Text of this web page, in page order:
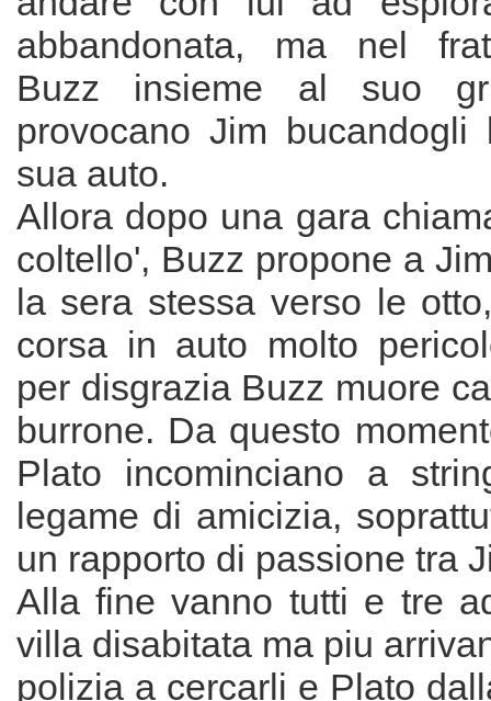
abbandonata, ma nel
Buzz insieme al suo
provocano Jim
sua auto.
Allora dopo una gara
coltello', Buzz propone a
la sera stessa verso le
corsa in auto molto
per disgrazia Buzz muore
burrone. Da questo
Plato incominciano a
legame di amicizia,
un rapporto di passione tra
Alla fine vanno tutti e tre
villa disabitata ma piu
polizia a cercarli e Plato